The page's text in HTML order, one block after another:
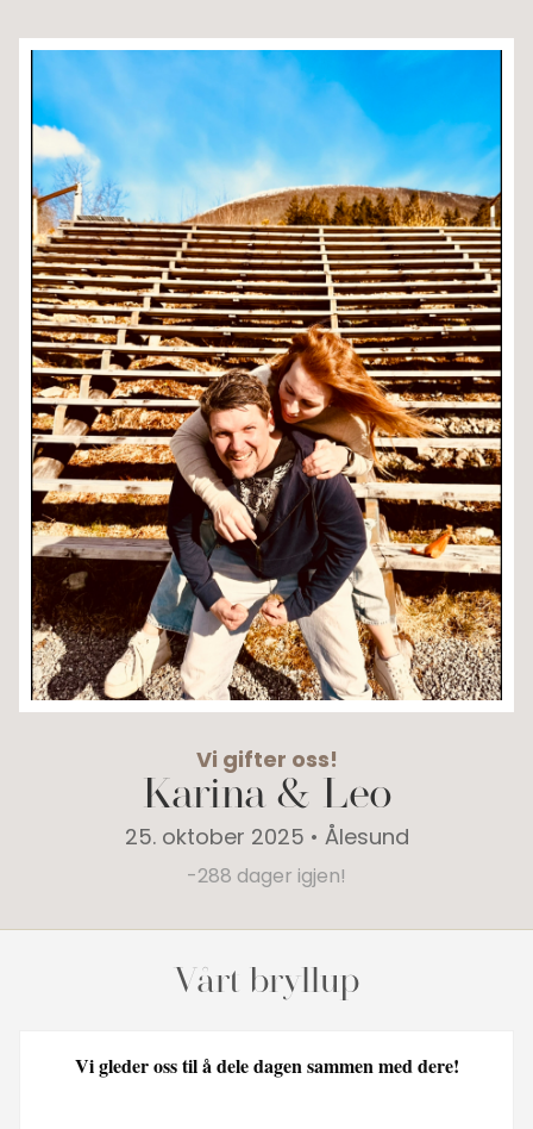
Vi gifter oss!
Karina & Leo
25. oktober 2025 • Ålesund
-288 dager igjen!
Vårt bryllup
Vi gleder oss til å dele dagen sammen med dere!